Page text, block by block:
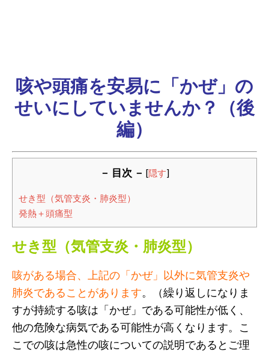
咳や頭痛を安易に「かぜ」の
せいにしていませんか？（後
編）
－ 目次 － [隠す]
せき型（気管支炎・肺炎型）
発熱＋頭痛型
せき型（気管支炎・肺炎型）
咳がある場合、上記の「かぜ」以外に気管支炎や
肺炎であることがあります。（繰り返しになりま
すが持続する咳は「かぜ」である可能性が低く、
他の危険な病気である可能性が高くなります。こ
こでの咳は急性の咳についての説明であるとご理